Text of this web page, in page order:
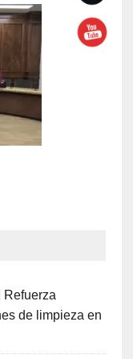
Refuerza
de limpieza en